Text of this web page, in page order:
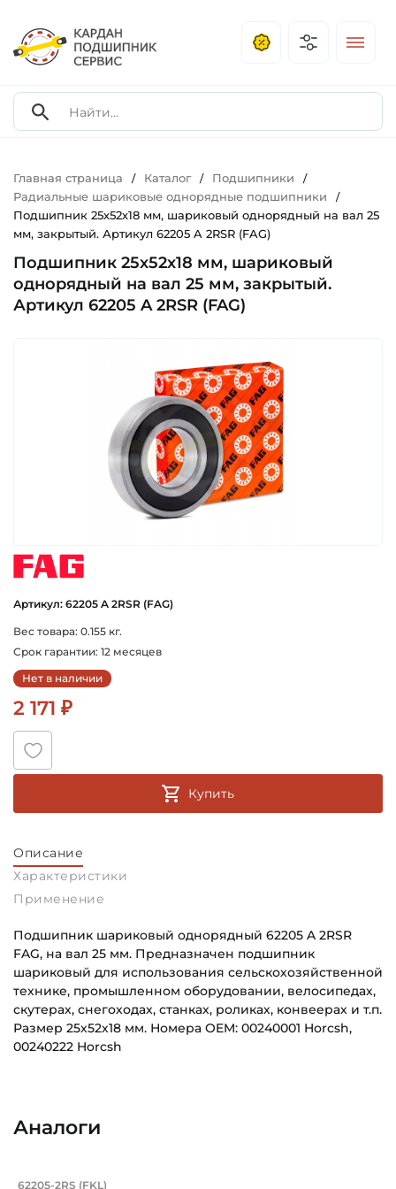
Главная страница / Каталог / Подшипники /
Радиальные шариковые однорядные подшипники /
Подшипник 25х52х18 мм, шариковый однорядный на вал 25
мм, закрытый. Артикул 62205 A 2RSR (FAG)
Подшипник 25х52х18 мм, шариковый
однорядный на вал 25 мм, закрытый.
Артикул 62205 A 2RSR (FAG)
Артикул: 62205 A 2RSR (FAG)
Вес товара: 0.155 кг.
Срок гарантии: 12 месяцев
Нет в наличии
2 171 ₽
Купить
Описание
Характеристики
Применение
Подшипник шариковый однорядный 62205 A 2RSR
FAG, на вал 25 мм. Предназначен подшипник
шариковый для использования сельскохозяйственной
технике, промышленном оборудовании, велосипедах,
скутерах, снегоходах, станках, роликах, конвеерах и т.п.
Размер 25х52х18 мм. Номера OEM: 00240001 Horcsh,
00240222 Horcsh
Наружный диаметр (D):
Категория:
Аналоги
Подшипник 25х52х18 мм, шариковый
62205-2RS (FKL)